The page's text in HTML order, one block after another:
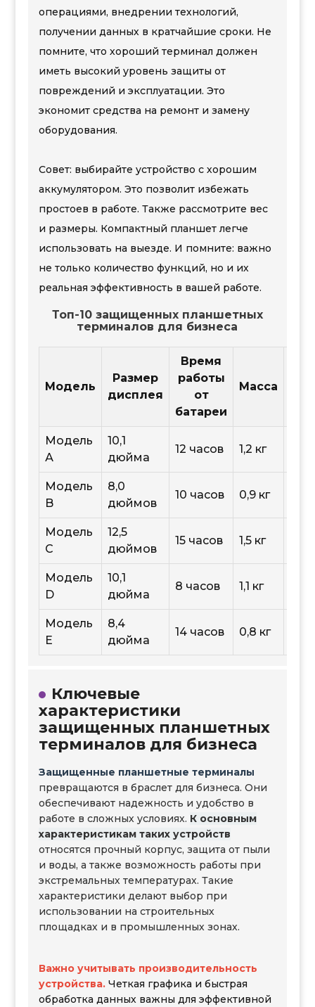
операциями, внедрении технологий,
получении данных в кратчайшие сроки. Не
помните, что хороший терминал должен
иметь высокий уровень защиты от
повреждений и эксплуатации. Это
экономит средства на ремонт и замену
оборудования.
Совет: выбирайте устройство с хорошим
аккумулятором. Это позволит избежать
простоев в работе. Также рассмотрите вес
и размеры. Компактный планшет легче
использовать на выезде. И помните: важно
не только количество функций, но и их
реальная эффективность в вашей работе.
Топ-10 защищенных планшетных
терминалов для бизнеса
Модель
Размер
дисплея
Время
работы
от
батареи
Масса
Модель
А
10,1
дюйма
12 часов 1,2 кг
Модель
B
8,0
дюймов
10 часов 0,9 кг
Модель
C
12,5
дюймов
15 часов 1,5 кг
Модель
D
10,1
дюйма
8 часов 1,1 кг
Модель
E
8,4
дюйма
14 часов 0,8 кг
Ключевые
характеристики
защищенных планшетных
терминалов для бизнеса
Защищенные планшетные терминалы
превращаются в браслет для бизнеса. Они
обеспечивают надежность и удобство в
работе в сложных условиях. К основным
характеристикам таких устройств
относятся прочный корпус, защита от пыли
и воды, а также возможность работы при
экстремальных температурах. Такие
характеристики делают выбор при
использовании на строительных
площадках и в промышленных зонах.
Важно учитывать производительность
устройства. Четкая графика и быстрая
обработка данных важны для эффективной